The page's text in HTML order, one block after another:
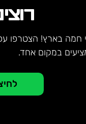
חמה בארץ! הצטרפו
במקום אחד.